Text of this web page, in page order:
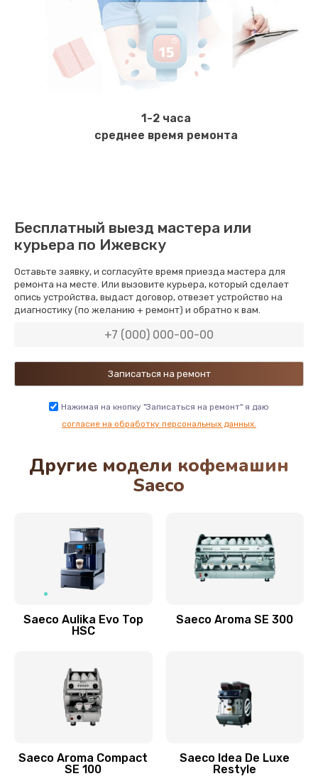
Заказать
Чистка от кофейных масел
550 руб.
Ремонт системной платы
680 руб.
Замена фильтра
830 руб.
Заказать
Ремонт двигателя кофемолки
980 руб.
Заказать
Замена трубок
460 руб.
Ремонт гидросистемы
Декальцинация
Ремонт ЦЗУ (центрального заварного
1-2 часа
среднее время ремонта
Бесплатный выезд мастера или
курьера по Ижевску
Оставьте заявку, и согласуйте время приезда мастера для
ремонта на месте. Или вызовите курьера, который сделает
опись устройства, выдаст договор, отвезет устройство на
диагностику (по желанию + ремонт) и обратно к вам.
Нажимая на кнопку "Записаться на ремонт" я даю
согласие на обработку персональных данных.
Другие модели кофемашин
Saeco
Saeco Aulika Evo Top
HSC
Saeco Aroma SE 300
Saeco Aroma Compact
SE 100
Saeco Idea De Luxe
Restyle